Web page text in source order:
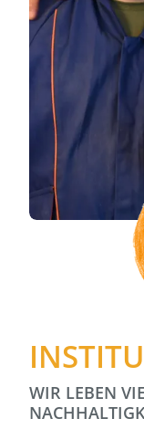
WIR LEBEN